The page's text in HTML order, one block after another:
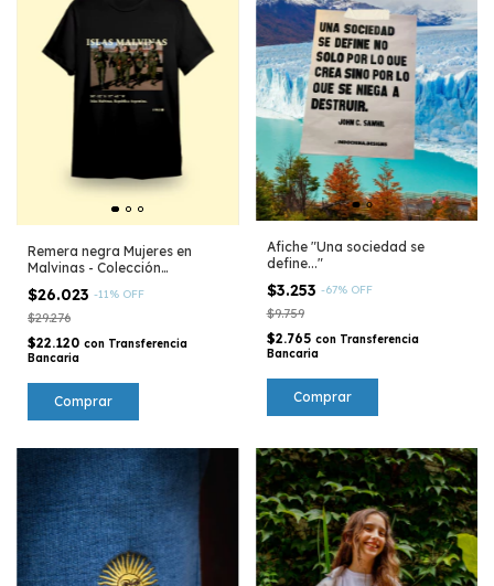
Remera negra Mujeres en
Malvinas - Colección
Argentina
$26.023 -11% OFF
$29.276
$22.120 con Transferencia
Bancaria
Comprar
Afiche "Una sociedad se
define..."
$3.253 -67% OFF
$9.759
$2.765 con Transferencia
Bancaria